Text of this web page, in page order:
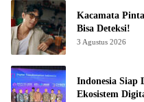
Kacamata
Bisa Deteksi!
3 Agustus 2026
Indonesia Siap
Ekosistem